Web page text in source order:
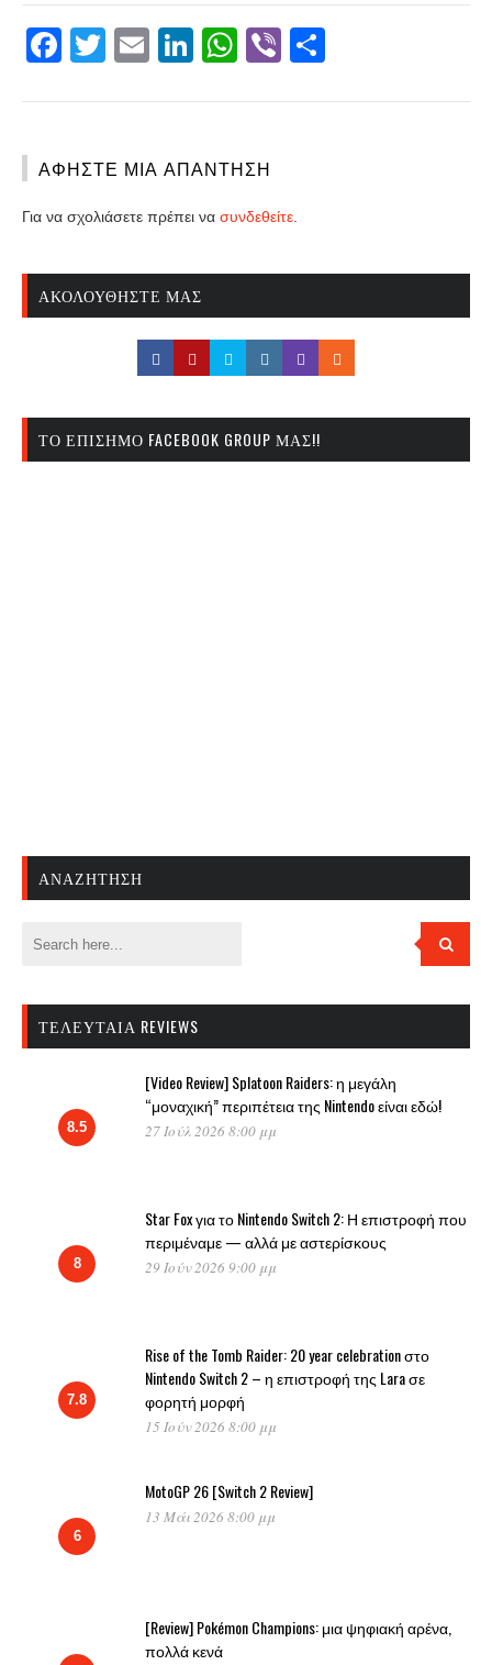
Facebook
Twitter
EmailLinkedIn
WhatsApp
Viber
ΑΦΉΣΤΕ ΜΙΑ ΑΠΆΝΤΗΣΗ
Για να σχολιάσετε πρέπει να συνδεθείτε
ΑΚΟΛΟΥΘΉΣΤΕ ΜΑΣ
ΤΟ ΕΠΊΣΗΜΟ FACEBOOK GROUP ΜΑΣ!!
ΑΝΑΖΉΤΗΣΗ
ΤΕΛΕΥΤΑΊΑ REVIEWS
8.5
[Video Review] Splatoon Raiders: η μεγάλη
“μοναχική” περιπέτεια της Nintendo είναι εδώ!
27 Ιούλ 2026 8:00 μμ
8
Star Fox για το Nintendo Switch 2: Η επιστροφή που
περιμέναμε — αλλά με αστερίσκους
29 Ιούν 2026 9:00 μμ
7.8
Rise of the Tomb Raider: 20 year celebration στο
Nintendo Switch 2 – η επιστροφή της Lara σε
φορητή μορφή
15 Ιούν 2026 8:00 μμ
6
MotoGP 26 [Switch 2 Review]
13 Μάι 2026 8:00 μμ
[Review] Pokémon Champions: μια ψηφιακή αρένα,
πολλά κενά